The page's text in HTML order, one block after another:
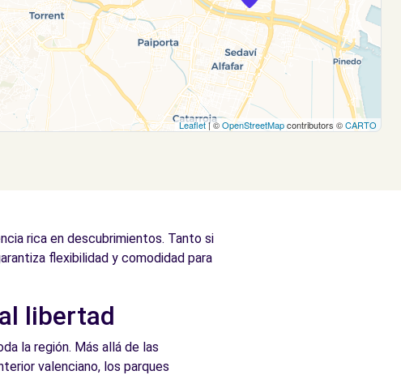
Leaflet| ©OpenStreetMapcontributors ©CARTO
rica en descubrimientos. Tanto si
flexibilidad y comodidad para
libertad
la región. Más allá de las
valenciano, los parques